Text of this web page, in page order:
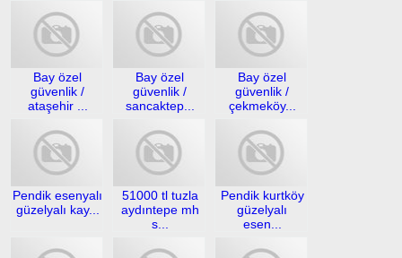
Bay özel
güvenlik /
ataşehir ...
Bay özel
güvenlik /
sancaktep...
Bay özel
güvenlik /
çekmeköy...
Pendik esenyalı
güzelyalı kay...
51000 tl tuzla
aydıntepe mh
s...
Pendik kurtköy
güzelyalı
esen...